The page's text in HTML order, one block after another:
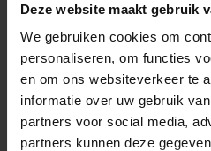
Deze website maakt gebruik
We gebruiken cookies om
personaliseren, om functies
en om ons websiteverkeer te
informatie over uw gebruik
partners voor social media,
partners kunnen deze
meer beschadigd dan nodig,
waardevermindering van
doorberekenen.